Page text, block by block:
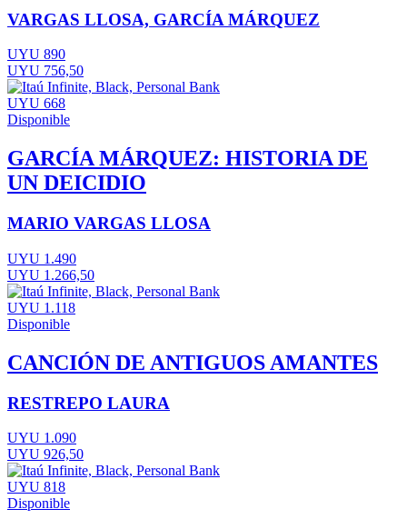
VARGAS LLOSA, GARCÍA MÁRQUEZ
UYU 890
UYU 756,50
UYU 668
Disponible
GARCÍA MÁRQUEZ: HISTORIA DE
UN DEICIDIO
MARIO VARGAS LLOSA
UYU 1.490
UYU 1.266,50
UYU 1.118
Disponible
CANCIÓN DE ANTIGUOS AMANTES
RESTREPO LAURA
UYU 1.090
UYU 926,50
UYU 818
Disponible